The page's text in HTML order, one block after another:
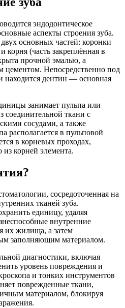
эндодонтическое
аспекты строения зуба.
основных частей: коронки
корня (часть закреплённая в
прочной эмалью, а
цементом. Непосредственно под
находится дентин — основная
занимает пульпа или
соединительной ткани с
сосудами, а также
располагается в пульповой
в корневых проходах,
корней элемента.
сосредоточенная на
тканей зуба.
единицу, удаляя
внутренние
их жилища, а затем
заполняющим материалом.
диагностики, включая
уровень повреждения и
и тонких инструментов
поврежденные ткани,
материалом, блокируя